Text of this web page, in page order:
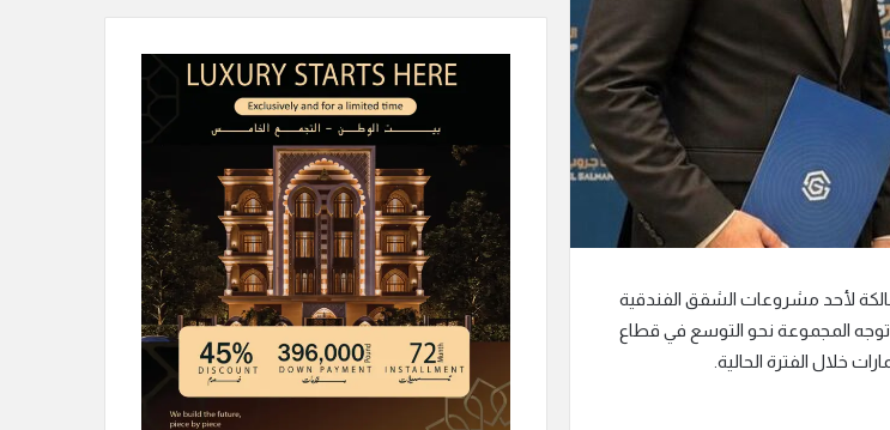
شركة “لاتين شيرز”، المالكة لأحد مشروعات الشقق الفندقية
توجه المجموعة نحو التوسع في قطاع
خلال الفترة الحالية.